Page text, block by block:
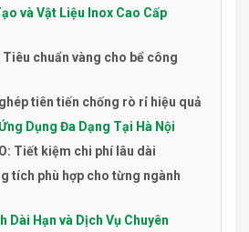
và Vật Liệu Inox Cao Cấp
Tiêu chuẩn vàng cho bể công
tiên tiến chống rò rỉ hiệu quả
Dụng Đa Dạng Tại Hà Nội
Tiết kiệm chi phí lâu dài
tích phù hợp cho từng ngành
Dài Hạn và Dịch Vụ Chuyên